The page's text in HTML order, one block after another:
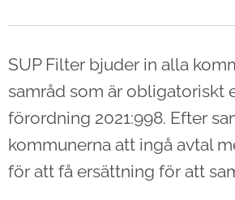
SUP Filter bjuder in alla
samråd som är obligatoriskt
förordning 2021:998. Efter
kommunerna att ingå avtal
för att få ersättning för att